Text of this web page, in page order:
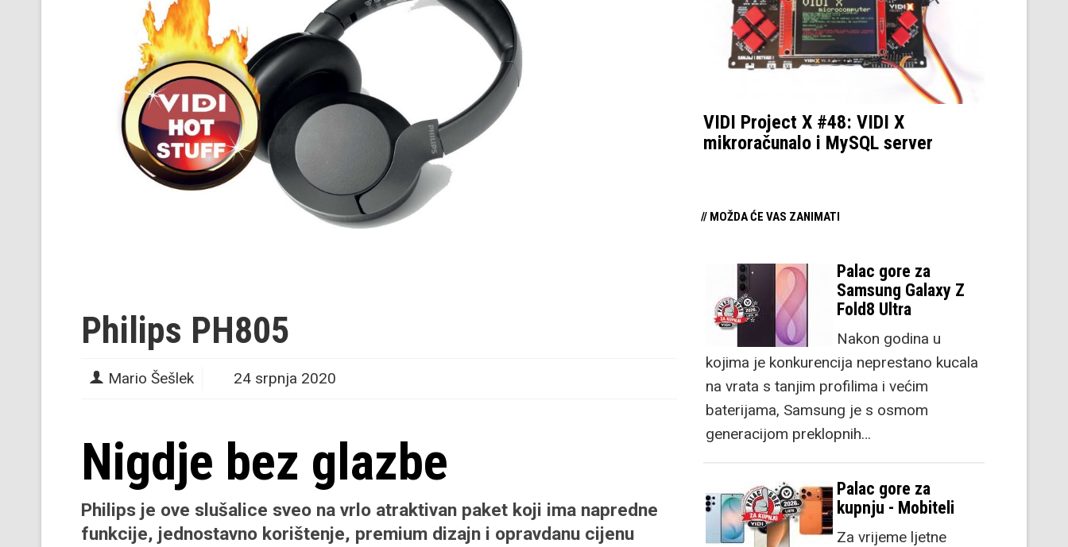
Philips PH805
Mario Šešlek 24 srpnja 2020
Nigdje bez glazbe
Philips je ove slušalice sveo na vrlo atraktivan paket koji ima napredne
funkcije, jednostavno korištenje, premium dizajn i opravdanu cijenu
VIDI Project X #48: VIDI X
mikroračunalo i MySQL server
// MOŽDA ĆE VAS ZANIMATI
Palac gore za
Samsung Galaxy Z
Fold8 Ultra
Nakon godina u
kojima je konkurencija neprestano kucala
na vrata s tanjim profilima i većim
baterijama, Samsung je s osmom
generacijom preklopnih…
Palac gore za
kupnju - Mobiteli
Za vrijeme ljetne